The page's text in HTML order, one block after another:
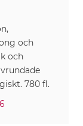
och
och
780 fl.